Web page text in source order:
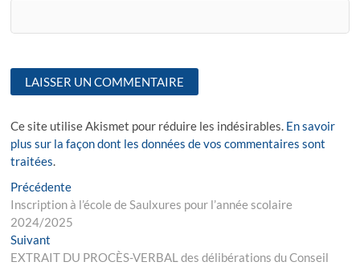
Ce site utilise Akismet pour réduire les indésirables. En savoir
plus sur la façon dont les données de vos commentaires sont
traitées.
Navigation
de
l’article
PrécédentePrevious
post:
Inscription à l’école de Saulxures pour l’année scolaire
2024/2025
Suivant
post:
EXTRAIT DU PROCÈS-VERBAL des délibérations du Conseil